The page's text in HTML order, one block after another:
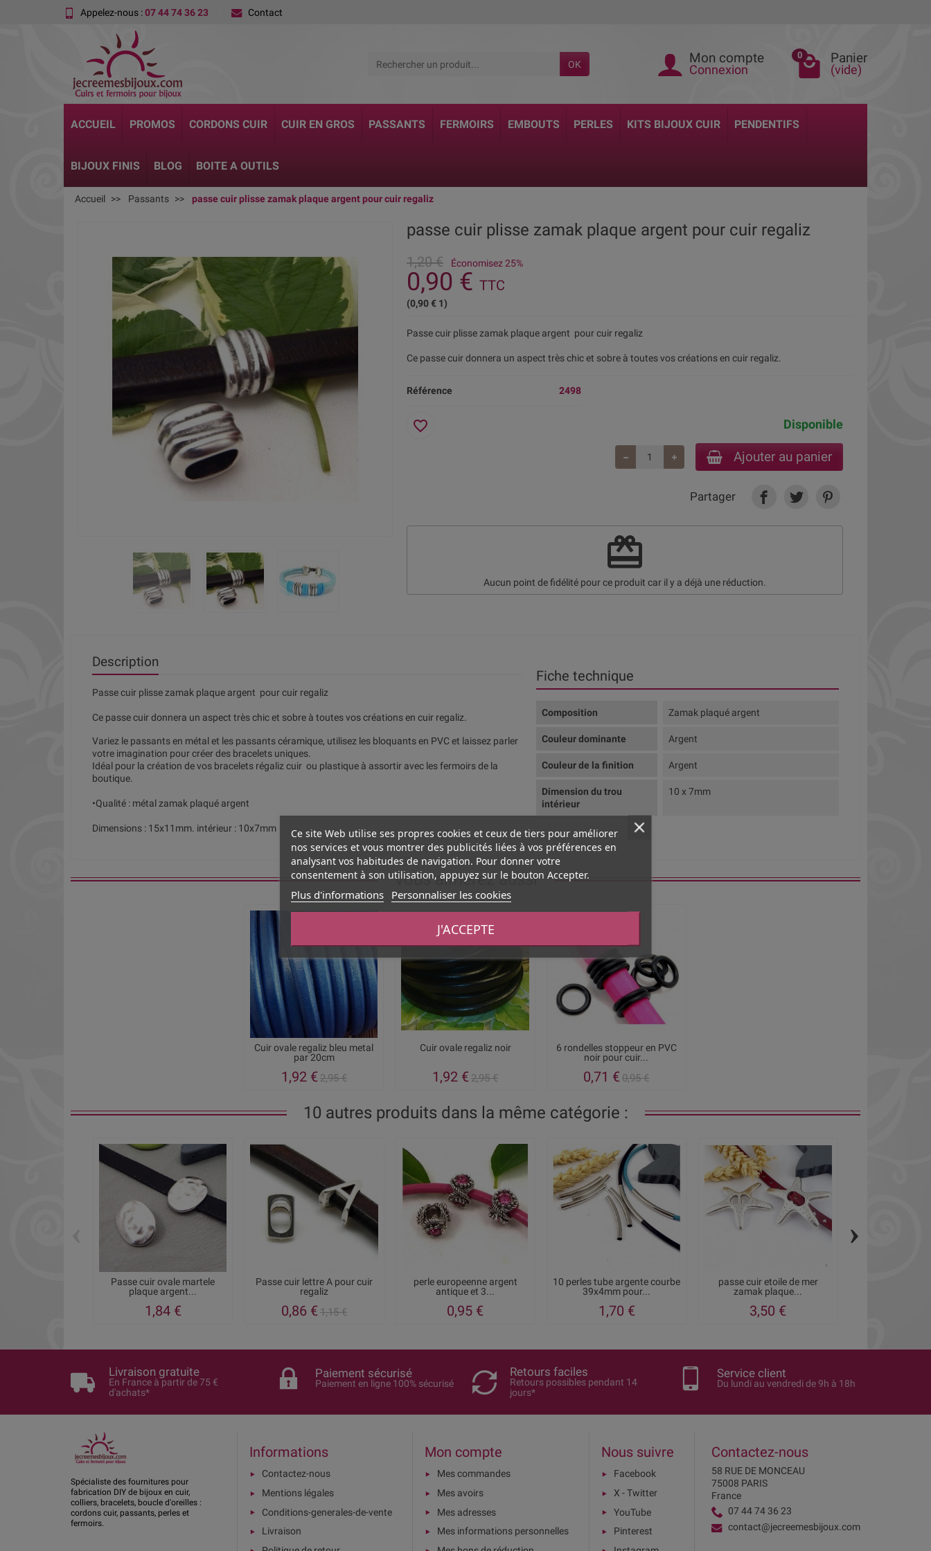
Appelez-nous :07 44 74 36 23 Contact
OK Mon compte
Connexion
0 Panier
(vide)
ACCUEIL PROMOS CORDONS CUIR CUIR EN GROS PASSANTS FERMOIRS EMBOUTS PERLES KITS BIJOUX CUIR PENDENTIFS
BIJOUX FINIS BLOG BOITE A OUTILS
Accueil Passants passe cuir plisse zamak plaque argent pour cuir regaliz
passe cuir plisse zamak plaque argent pour cuir regaliz
1,20 € Économisez 25%
0,90 € TTC
(0,90 € 1)
Passe cuir plisse zamak plaque argent pour cuir regaliz
Ce passe cuir donnera un aspect très chic et sobre à toutes vos créations en cuir regaliz.
Référence 2498
Disponible
Ajouter au panier
favorite_border
Partager
redeem
Aucun point de fidélité pour ce produit car il y a déjà une réduction.
Description
Passe cuir plisse zamak plaque argent pour cuir regaliz
Ce passe cuir donnera un aspect très chic et sobre à toutes vos créations en cuir regaliz.
Variez le passants en métal et les passants céramique, utilisez les bloquants en PVC et laissez parler
votre imagination pour créer des bracelets uniques.
Idéal pour la création de vos bracelets régaliz cuir ou plastique à assortir avec les fermoirs de la
boutique.
•Qualité : métal zamak plaqué argent
Dimensions : 15x11mm. intérieur : 10x7mm
Fiche technique
Composition Zamak plaqué argent
Couleur dominante Argent
Couleur de la finition Argent
Dimension du trou
intérieur
10 x 7mm
Vous aimerez aussi
Cuir ovale regaliz bleu metal
par 20cm
1,92 €2,95 €
Cuir ovale regaliz noir
1,92 €2,95 €
6 rondelles stoppeur en PVC
noir pour cuir...
0,71 € 0,95 €
10 autres produits dans la même catégorie :
Passe cuir ovale martele
plaque argent...
1,84 €
Passe cuir lettre A pour cuir
regaliz
0,86 €1,15 €
perle europeenne argent
antique et 3...
0,95 €
10 perles tube argente courbe
39x4mm pour...
1,70 €
passe cuir etoile de mer
zamak plaque...
3,50 €
›
Livraison gratuite
En France à partir de 75 €
d'achats*
Paiement sécurisé
Paiement en ligne 100% sécurisé
Retours faciles
Retours possibles pendant 14
jours*
Service client
Du lundi au vendredi de 9h à 18h
Spécialiste des fournitures pour
fabrication DIY de bijoux en cuir,
colliers, bracelets, boucle d'oreilles :
cordons cuir, passants, perles et
fermoirs.
Informations
Contactez-nous
Mentions légales
Conditions-generales-de-vente
Livraison
Mon compte
Mes commandes
Mes avoirs
Mes adresses
Mes informations personnelles
Nous suivre
Facebook
X - Twitter
YouTube
Pinterest
Contactez-nous
58 RUE DE MONCEAU
75008 PARIS
France
07 44 74 36 23
contact@jecreemesbijoux.com
Ce site Web utilise ses propres cookies et ceux de tiers pour améliorer
nos services et vous montrer des publicités liées à vos préférences en
analysant vos habitudes de navigation. Pour donner votre
consentement à son utilisation, appuyez sur le bouton Accepter.
Plus d'informations Personnaliser les cookies
J'ACCEPTE